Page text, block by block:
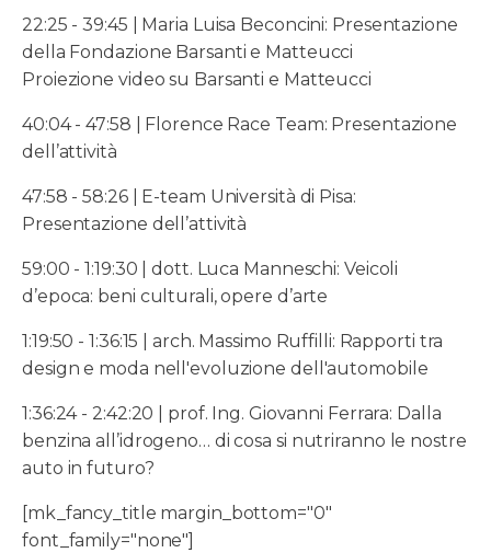
22:25 - 39:45 | Maria Luisa Beconcini: Presentazione
della Fondazione Barsanti e Matteucci
Proiezione video su Barsanti e Matteucci
40:04 - 47:58 | Florence Race Team: Presentazione
dell’attività
47:58 - 58:26 | E-team Università di Pisa:
Presentazione dell’attività
59:00 - 1:19:30 | dott. Luca Manneschi: Veicoli
d’epoca: beni culturali, opere d’arte
1:19:50 - 1:36:15 | arch. Massimo Ruffilli: Rapporti tra
design e moda nell'evoluzione dell'automobile
1:36:24 - 2:42:20 | prof. Ing. Giovanni Ferrara: Dalla
benzina all’idrogeno… di cosa si nutriranno le nostre
auto in futuro?
[mk_fancy_title margin_bottom="0"
font_family="none"]